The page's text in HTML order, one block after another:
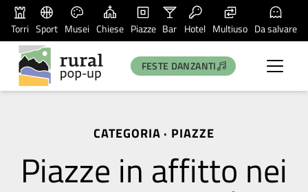
Torri Sport Musei Chiese Piazze Bar Hotel Multiuso Da salvare
FESTE DANZANTI
CATEGORIA · PIAZZE
Piazze in affitto nei